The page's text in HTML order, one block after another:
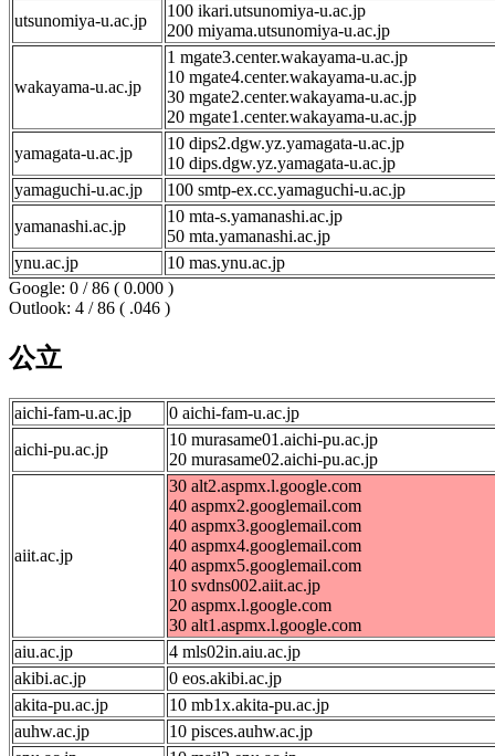
utsunomiya-u.ac.jp
100 ikari.utsunomiya-u.ac.jp
200 miyama.utsunomiya-u.ac.jp
wakayama-u.ac.jp
1 mgate3.center.wakayama-u.ac.jp
10 mgate4.center.wakayama-u.ac.jp
30 mgate2.center.wakayama-u.ac.jp
20 mgate1.center.wakayama-u.ac.jp
yamagata-u.ac.jp
10 dips2.dgw.yz.yamagata-u.ac.jp
10 dips.dgw.yz.yamagata-u.ac.jp
yamaguchi-u.ac.jp
100 smtp-ex.cc.yamaguchi-u.ac.jp
yamanashi.ac.jp
10 mta-s.yamanashi.ac.jp
50 mta.yamanashi.ac.jp
ynu.ac.jp
10 mas.ynu.ac.jp
Google: 0 / 86 ( 0.000 )
Outlook: 4 / 86 ( .046 )
公立
aichi-fam-u.ac.jp
0 aichi-fam-u.ac.jp
aichi-pu.ac.jp
10 murasame01.aichi-pu.ac.jp
20 murasame02.aichi-pu.ac.jp
aiit.ac.jp
30 alt2.aspmx.l.google.com
40 aspmx2.googlemail.com
40 aspmx3.googlemail.com
40 aspmx4.googlemail.com
40 aspmx5.googlemail.com
10 svdns002.aiit.ac.jp
20 aspmx.l.google.com
30 alt1.aspmx.l.google.com
aiu.ac.jp
4 mls02in.aiu.ac.jp
akibi.ac.jp
0 eos.akibi.ac.jp
akita-pu.ac.jp
10 mb1x.akita-pu.ac.jp
auhw.ac.jp
10 pisces.auhw.ac.jp